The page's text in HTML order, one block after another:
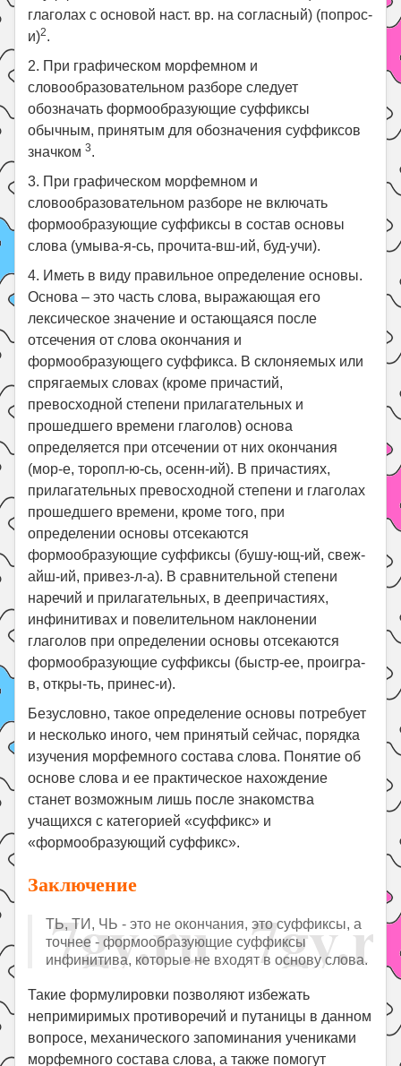
глаголах с основой наст. вр. на согласный) (попрос-
и)2.
2. При графическом морфемном и
словообразовательном разборе следует
обозначать формообразующие суффиксы
обычным, принятым для обозначения суффиксов
значком3.
3. При графическом морфемном и
словообразовательном разборе не включать
формообразующие суффиксы в состав основы
слова (умыва-я-сь, прочита-вш-ий, буд-учи).
4. Иметь в виду правильное определение основы.
Основа – это часть слова, выражающая его
лексическое значение и остающаяся после
отсечения от слова окончания и
формообразующего суффикса. В склоняемых или
спрягаемых словах (кроме причастий,
превосходной степени прилагательных и
прошедшего времени глаголов) основа
определяется при отсечении от них окончания
(мор-е, торопл-ю-сь, осенн-ий). В причастиях,
прилагательных превосходной степени и глаголах
прошедшего времени, кроме того, при
определении основы отсекаются
формообразующие суффиксы (бушу-ющ-ий, свеж-
айш-ий, привез-л-а). В сравнительной степени
наречий и прилагательных, в деепричастиях,
инфинитивах и повелительном наклонении
глаголов при определении основы отсекаются
формообразующие суффиксы (быстр-ее, проигра-
в, откры-ть, принес-и).
Безусловно, такое определение основы потребует
и несколько иного, чем принятый сейчас, порядка
изучения морфемного состава слова. Понятие об
основе слова и ее практическое нахождение
станет возможным лишь после знакомства
учащихся с категорией «суффикс» и
«формообразующий суффикс».
Заключение
ТЬ, ТИ, ЧЬ - это не окончания, это суффиксы, а
точнее - формообразующие суффиксы
инфинитива, которые не входят в основу слова.
Такие формулировки позволяют избежать
непримиримых противоречий и путаницы в данном
вопросе, механического запоминания учениками
морфемного состава слова, а также помогут